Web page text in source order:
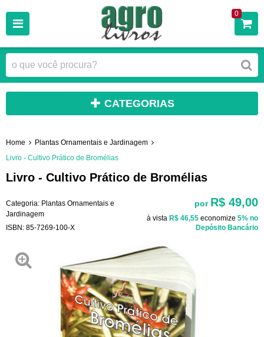
0
CATEGORIAS
Home
Plantas Ornamentais e Jardinagem
Livro - Cultivo Prático de Bromélias
Livro - Cultivo Prático de Bromélias
Categoria: Plantas Ornamentais e
Jardinagem
ISBN: 85-7269-100-X
por R$ 49,00
à vista R$ 46,55 economize 5% no
Depósito Bancário